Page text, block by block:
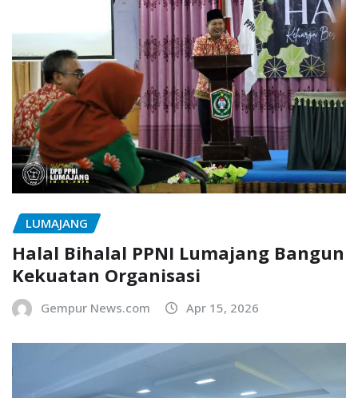
LUMAJANG
Halal Bihalal PPNI Lumajang Bangun
Kekuatan Organisasi
Gempur News.com Apr 15, 2026